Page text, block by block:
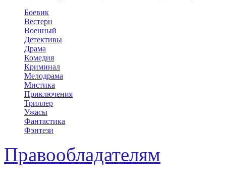
Боевик
Вестерн
Военный
Детективы
Драма
Комедия
Криминал
Мелодрама
Мистика
Приключения
Триллер
Ужасы
Фантастика
Фэнтези
Правообладателям